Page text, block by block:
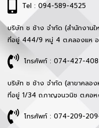
Tel : 094-589-4525
บริษัท ช ช้าง จำกัด (สำนักงาน
ที่อยู่ 444/9 หมู่ 4 ต.คลองแห อ
โทรศัพท์ : 074-427-
บริษัท ช ช้าง จำกัด (สาขาคลอง
ที่อยู่ 1/34 ถ.กาญจนวนิช ต.คอ
โทรศัพท์ : 074-209-